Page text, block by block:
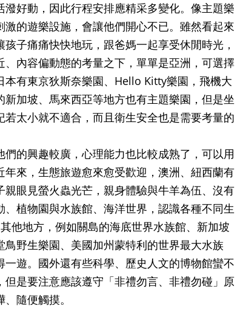
潑好動，因此行程安排應精采多變化。像主題樂
的遊樂設施，會讓他們開心不已。雖然看起來
子痛痛快快地玩，跟爸媽一起享受休閒時光，
內容偏動態的考量之下，單單是亞洲，可選擇
本有東京狄斯奈樂園、Hello Kitty樂園，飛機大
加坡、馬來西亞等地方也有主題樂園，但是坐
太小就不適合，而且衛生安全也是需要考量的
們的興趣較廣，心理能力也比較成熟了，可以用
來，生態旅遊愈來愈受歡迎，澳洲、紐西蘭有
眼見螢火蟲光芒，親身體驗與牛羊為伍、沒有
植物園與水族館、海洋世界，認識各種不同生
他地方，例如關島的海底世界水族館、新加坡
野生樂園、美國加州蒙特利的世界最大水族
遊。國外還有些科學、歷史人文的博物館蠻不
但是要注意應該遵守 「非禮勿言、非禮勿碰」 原
隨便觸摸。